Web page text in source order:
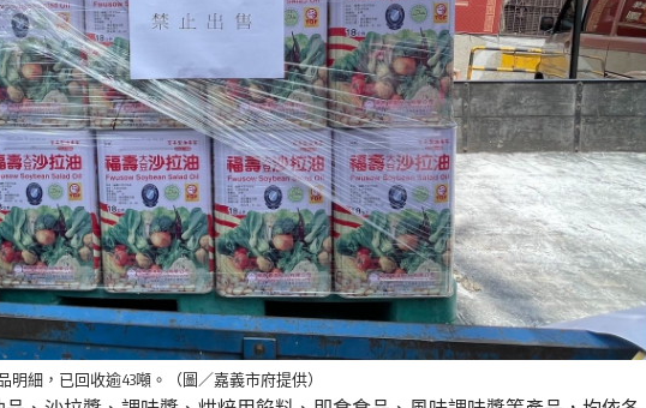
明細，已回收逾43噸。（圖／嘉義市府提供）